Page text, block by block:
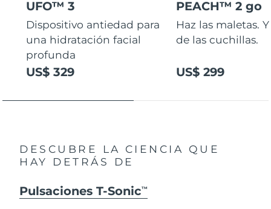
UFO™ 3
Dispositivo antiedad para
una hidratación facial
profunda
US$ 329
PEACH™ 2 go
Haz las maletas.
de las cuchillas.
US$ 299
DESCUBRE LA CIENCIA QUE
HAY DETRÁS DE
Pulsaciones T-SonicTM